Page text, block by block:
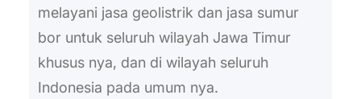
melayani jasa geolistrik dan jasa sumur
bor untuk seluruh wilayah Jawa Timur
khusus nya, dan di wilayah seluruh
Indonesia pada umum nya.